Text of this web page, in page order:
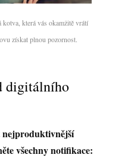
která vás okamžitě vrátí
získat plnou pozornost.
digitálního
všechny notifikace: